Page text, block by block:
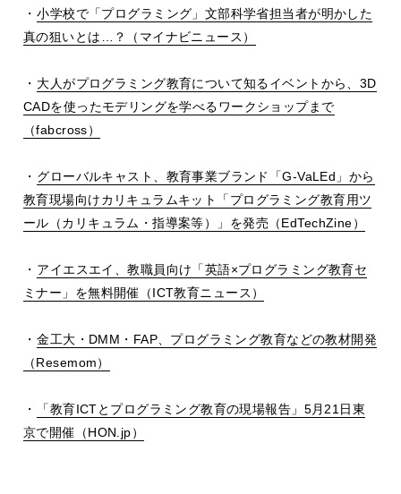
・小学校で「プログラミング」文部科学省担当者が明かした
真の狙いとは…？（マイナビニュース）
・ 大人がプログラミング教育について知るイベントから、3D
CADを使ったモデリングを学べるワークショップまで
（fabcross）
・ グローバルキャスト、教育事業ブランド「G-VaLEd」から
教育現場向けカリキュラムキット「プログラミング教育用ツ
ール（カリキュラム・指導案等）」を発売（EdTechZine）
・ アイエスエイ、教職員向け「英語×プログラミング教育セ
ミナー」を無料開催（ICT教育ニュース）
・金工大・DMM・FAP、プログラミング教育などの教材開発
（Resemom）
・
「教育ICTとプログラミング教育の現場報告」5月21日東
京で開催（HON.jp）